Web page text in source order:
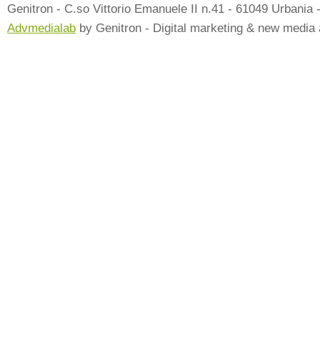
Genitron - C.so Vittorio Emanuele II n.41 - 61049 Urbania
Advmedialab by Genitron - Digital marketing & new media